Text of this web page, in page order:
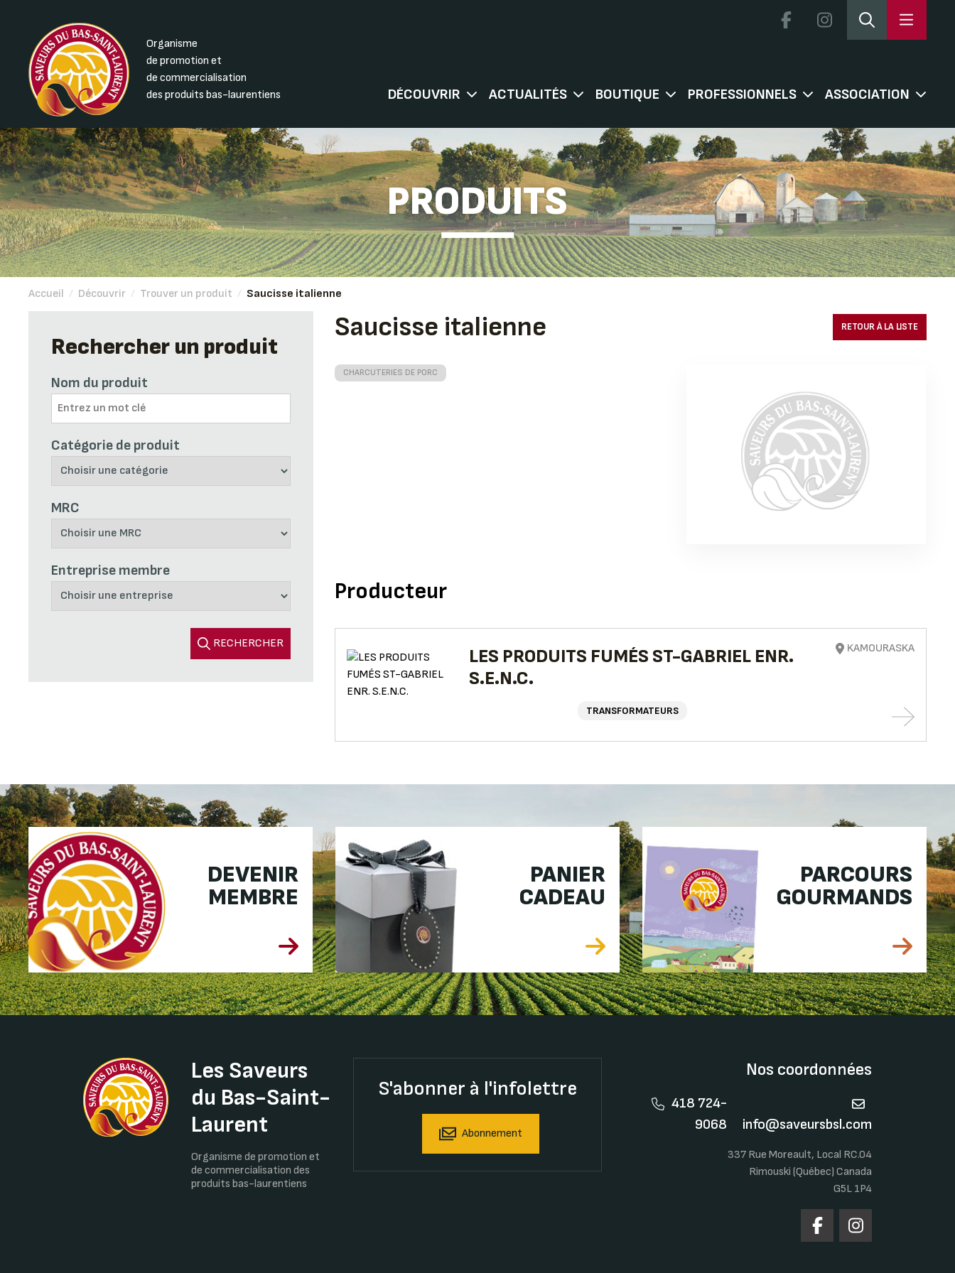
Organisme
de promotion et
de commercialisation
des produits bas-laurentiens
DÉCOUVRIR ACTUALITÉS BOUTIQUE PROFESSIONNELS ASSOCIATION
PRODUITS
Accueil / Découvrir / Trouver un produit / Saucisse italienne
Rechercher un produit
Nom du produit
Catégorie de produit
MRC
Entreprise membre
RECHERCHER
Saucisse italienne RETOUR À LA LISTE
CHARCUTERIES DE PORC
Producteur
LES PRODUITS FUMÉS ST-GABRIEL ENR.
S.E.N.C.
TRANSFORMATEURS
KAMOURASKA
DEVENIR
MEMBRE
PANIER
CADEAU
PARCOURS
GOURMANDS
Les Saveurs
du Bas-Saint-
Laurent
Organisme de promotion et
de commercialisation des
produits bas-laurentiens
S'abonner à l'infolettre
Abonnement
Nos coordonnées
418 724-
9068
info@saveursbsl.com
337 Rue Moreault, Local RC.04
Rimouski (Québec) Canada
G5L 1P4